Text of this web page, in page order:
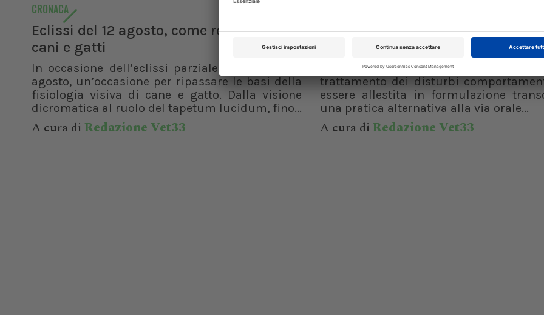
CRONACA
Eclissi del 12 agosto, come reagiscono
cani e gatti
In occasione dell’eclissi parziale di sole del 12
agosto, un’occasione per ripassare le basi della
fisiologia visiva di cane e gatto. Dalla visione
dicromatica al ruolo del tapetum lucidum, fino...
A cura di Redazione Vet33
CLINICA
Disturbi comportamentali, una
preparazione di fluoxetina
La fluoxetina, SSRI impiegato in
trattamento dei disturbi
essere allestita in formulazione
una pratica alternativa alla via orale...
A cura di Redazione Vet33